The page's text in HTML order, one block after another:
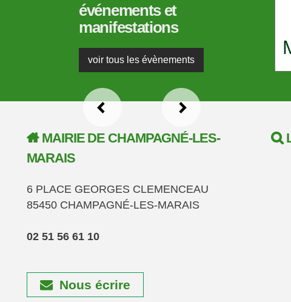
événements et
manifestations
voir tous les évènements
MAIRIE DE CHAMPAGNÉ-LES-
MARAIS
6 PLACE GEORGES CLEMENCEAU
85450 CHAMPAGNÉ-LES-MARAIS
02 51 56 61 10
Nous écrire